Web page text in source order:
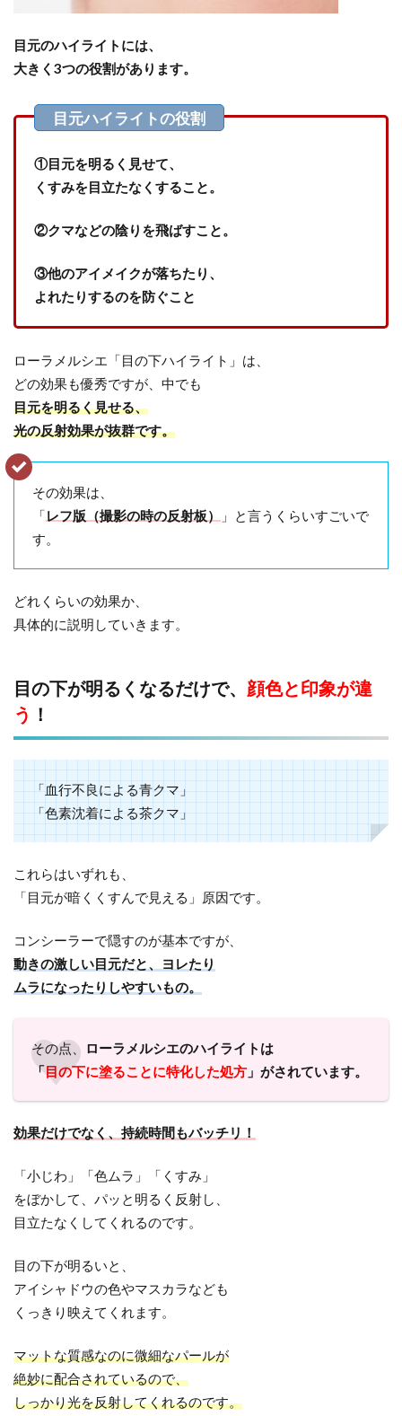
目元のハイライトには、
大きく3つの役割があります。
①目元を明るく見せて、
くすみを目立たなくすること。
②クマなどの陰りを飛ばすこと。
③他のアイメイクが落ちたり、
よれたりするのを防ぐこと
ローラメルシエ「目の下ハイライト」は、
どの効果も優秀ですが、中でも
目元を明るく見せる、
光の反射効果が抜群です。
その効果は、
「 レフ版（撮影の時の反射板）
」と言うくらいすごいで
す。
どれくらいの効果か、
具体的に説明していきます。
目の下が明るくなるだけで、 顔色と印象が違
う ！
「血行不良による青クマ」
「色素沈着による茶クマ」
これらはいずれも、
「目元が暗くくすんで見える」原因です。
コンシーラーで隠すのが基本ですが、
動きの激しい目元だと、ヨレたり
ムラになったりしやすいもの。
その点、 ローラメルシエのハイライトは
「目の下に塗ることに特化した処方 」がされています。
効果だけでなく、持続時間もバッチリ！
「小じわ」「色ムラ」「くすみ」
をぼかして、パッと明るく反射し、
目立たなくしてくれるのです。
目の下が明るいと、
アイシャドウの色やマスカラなども
くっきり映えてくれます。
マットな質感なのに微細なパールが
絶妙に配合されているので、
しっかり光を反射してくれるのです。